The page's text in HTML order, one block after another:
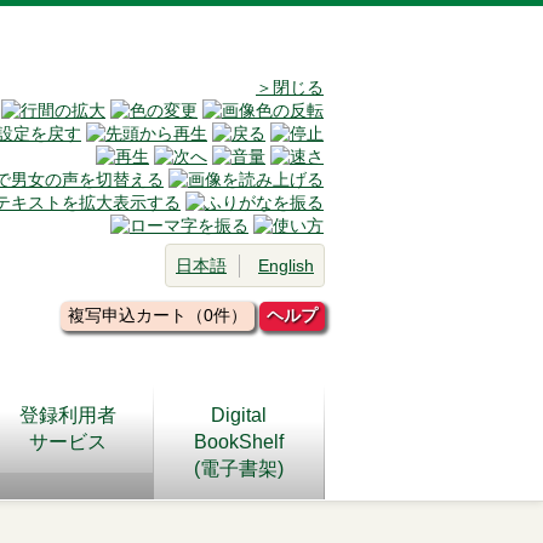
＞閉じる
日本語 English
複写申込カート（0件） ヘルプ
登録利用者
サービス
Digital
BookShelf
(電子書架)